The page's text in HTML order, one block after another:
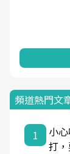
頻道熱門文
1
小
打